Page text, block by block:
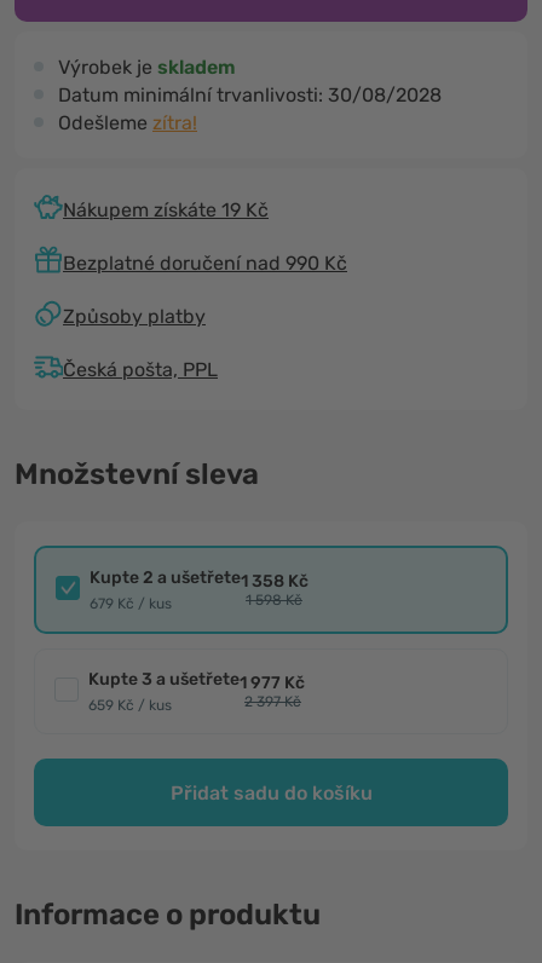
Výrobek je skladem
Datum minimální trvanlivosti: 30/08/2028
Odešleme zítra!
Nákupem získáte 19 Kč
Bezplatné doručení nad 990 Kč
Způsoby platby
Česká pošta, PPL
Množstevní sleva
Kupte 2 a ušetřete
679 Kč / kus
1 358 Kč
1 598 Kč
Kupte 3 a ušetřete
659 Kč / kus
1 977 Kč
2 397 Kč
Přidat sadu do košíku
Informace o produktu